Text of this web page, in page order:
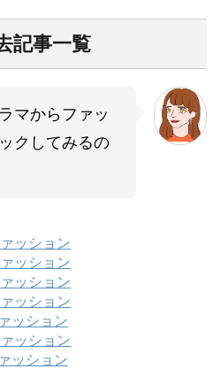
記事一覧
マからファッ
クしてみるの
ッション
ッション
ッション
ッション
ッション
ッション
ッション